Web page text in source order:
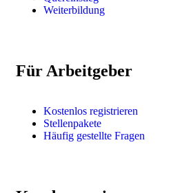
Weiterbildung
Für Arbeitgeber
Kostenlos registrieren
Stellenpakete
Häufig gestellte Fragen